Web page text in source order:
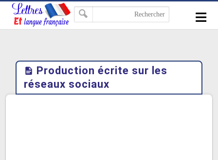
≡
Production écrite sur les
réseaux sociaux